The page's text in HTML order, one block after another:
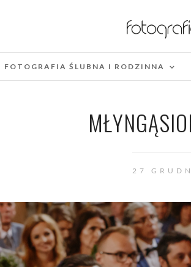
FOTOGRAFIA ŚLUBNA I RODZINNA
27